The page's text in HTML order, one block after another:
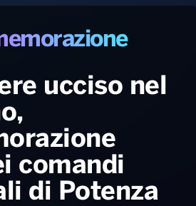
Dance
e Spettacolo
Consiglia
Astrabilia 2026
TV
ucciso nel
comandi
di Potenza